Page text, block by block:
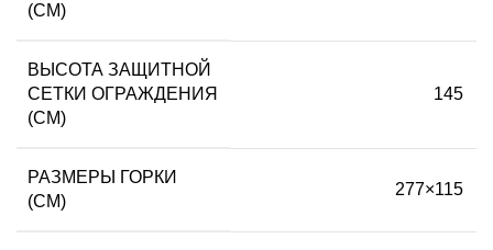
(СМ)
ВЫСОТА ЗАЩИТНОЙ
СЕТКИ ОГРАЖДЕНИЯ
(СМ)
145
РАЗМЕРЫ ГОРКИ
(СМ)
277×115